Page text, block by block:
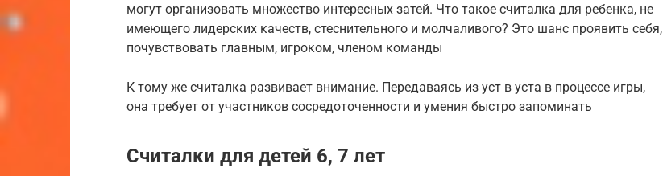
могут организовать множество интересных затей. Что такое считалка для ребенка, не
имеющего лидерских качеств, стеснительного и молчаливого? Это шанс проявить себя,
почувствовать главным, игроком, членом команды
К тому же считалка развивает внимание. Передаваясь из уст в уста в процессе игры,
она требует от участников сосредоточенности и умения быстро запоминать
Считалки для детей 6, 7 лет